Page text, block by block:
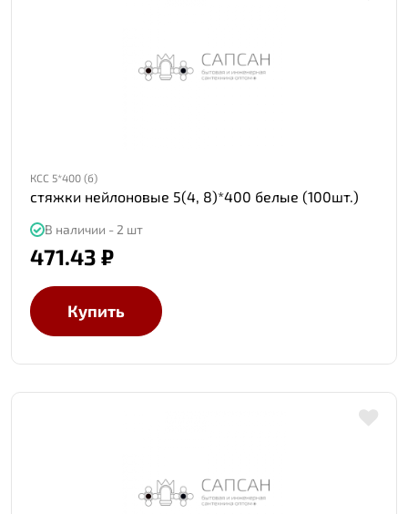
КСС 5*400 (б)
стяжки нейлоновые 5(4, 8)*400 белые (100шт.)
В наличии - 2 шт
471.43 ₽
Купить